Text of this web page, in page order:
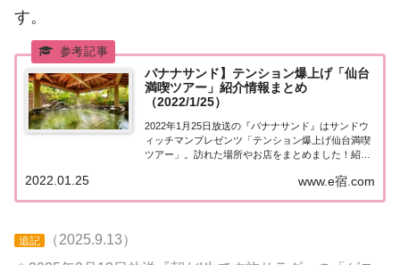
す。
バナナサンド】テンション爆上げ「仙台
満喫ツアー」紹介情報まとめ
（2022/1/25）
2022年1月25日放送の『バナナサンド』はサンドウ
ィッチマンプレゼンツ「テンション爆上げ仙台満喫
ツアー」。訪れた場所やお店をまとめました！紹介
ン爆上げ仙台満喫ツアー」「バナナマンに仙台を案
www.e宿.com
2022.01.25
追記
（2025.9.13）